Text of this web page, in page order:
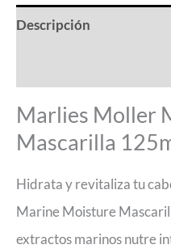
Descripción
Marlies Moller
Mascarilla
Hidrata y revitaliza tu
Marine Moisture
extractos marinos nutre